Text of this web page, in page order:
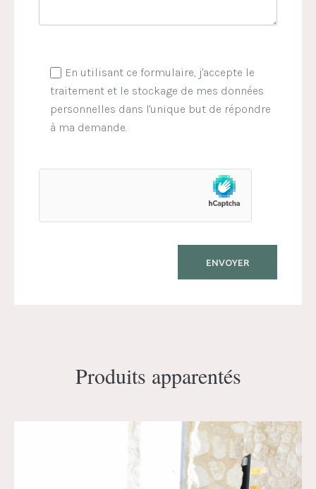
En utilisant ce formulaire, j'accepte le
traitement et le stockage de mes données
personnelles dans l'unique but de répondre
à ma demande.
Produits apparentés